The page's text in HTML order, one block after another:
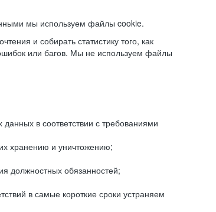
мы используем файлы cookie.
и собирать статистику того, как
или багов. Мы не используем файлы
в соответствии с требованиями
хранению и уничтожению;
должностных обязанностей;
в самые короткие сроки устраняем